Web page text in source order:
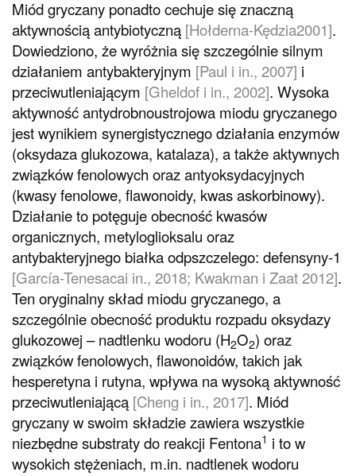
Miód gryczany ponadto cechuje się znaczną
aktywnością antybiotyczną [Hołderna-Kędzia2001].
Dowiedziono, że wyróżnia się szczególnie silnym
działaniem antybakteryjnym [Paul i in., 2007] i
przeciwutleniającym [Gheldof i in., 2002]. Wysoka
aktywność antydrobnoustrojowa miodu gryczanego
jest wynikiem synergistycznego działania enzymów
(oksydaza glukozowa, katalaza), a także aktywnych
związków fenolowych oraz antyoksydacyjnych
(kwasy fenolowe, flawonoidy, kwas askorbinowy).
Działanie to potęguje obecność kwasów
organicznych, metyloglioksalu oraz
antybakteryjnego białka odpszczelego: defensyny-1
[García-Tenesacai in., 2018; Kwakman i Zaat 2012].
Ten oryginalny skład miodu gryczanego, a
szczególnie obecność produktu rozpadu oksydazy
glukozowej – nadtlenku wodoru (H2O2) oraz
związków fenolowych, flawonoidów, takich jak
hesperetyna i rutyna, wpływa na wysoką aktywność
przeciwutleniającą [Cheng i in., 2017]. Miód
gryczany w swoim składzie zawiera wszystkie
niezbędne substraty do reakcji Fentona1 i to w
wysokich stężeniach, m.in. nadtlenek wodoru